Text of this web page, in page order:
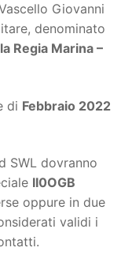
Giovanni
denominato
Regia Marina –
di Febbraio 2022
SWL dovranno
II0OGB
oppure in due
validi i